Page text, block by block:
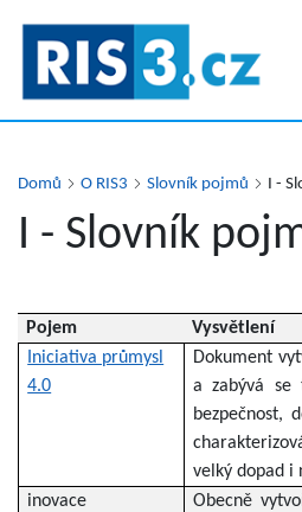
hlavnímu
obsahu
Domů O RIS3 Slovník pojmů I -
I - Slovník
Pojem
Vysvětlení
Iniciativa průmysl
4.0
Dokument
a zabývá se
bezpečnost,
velký dopad i
inovace
Obecně